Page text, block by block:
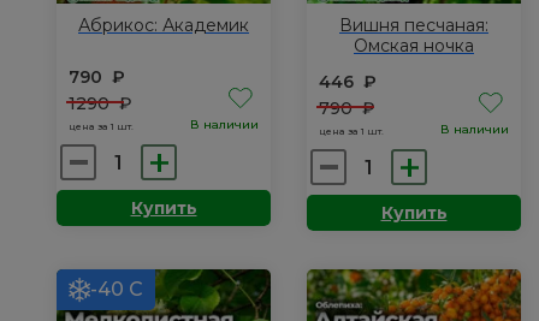
Абрикос: Академик
790 ₽
1290₽
цена за 1 шт. В наличии
Количество
товара
Абрикос:Купить
Вишня песчаная:
Омская ночка
446 ₽
790₽
цена за 1 шт. В наличии
Количество
товара
Вишня
Омская
ночка
Купить
-40 С